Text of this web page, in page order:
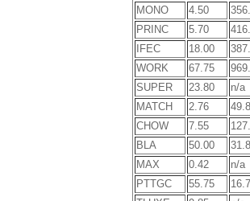
MONO
4.50
PRINC
5.70
IFEC
18.00
WORK
67.75
SUPER
23.80
n/a
MATCH
2.76
CHOW
7.55
BLA
50.00
MAX
0.42
n/a
PTTGC
55.75